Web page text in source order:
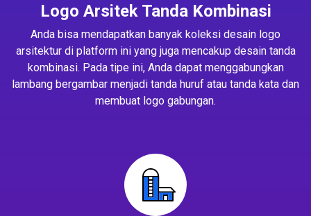
Logo Arsitek Tanda Kombinasi
Anda bisa mendapatkan banyak koleksi desain logo
arsitektur di platform ini yang juga mencakup desain tanda
kombinasi. Pada tipe ini, Anda dapat menggabungkan
lambang bergambar menjadi tanda huruf atau tanda kata dan
membuat logo gabungan.